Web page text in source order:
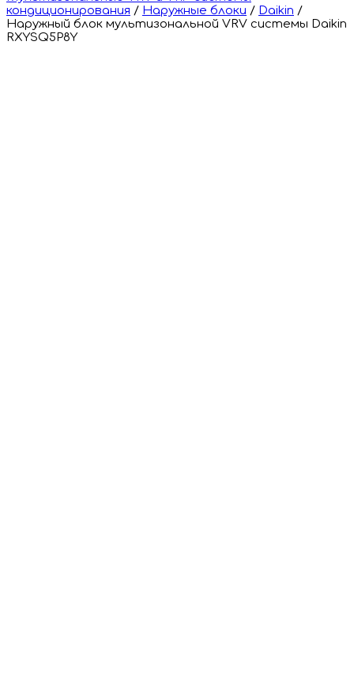
кондиционирования / Наружные блоки / Daikin /
Наружный блок мультизональной VRV системы Daikin
RXYSQ5P8Y